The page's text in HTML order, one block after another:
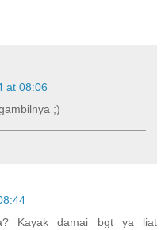
at 08:06
;)
Kayak damai bgt ya liat